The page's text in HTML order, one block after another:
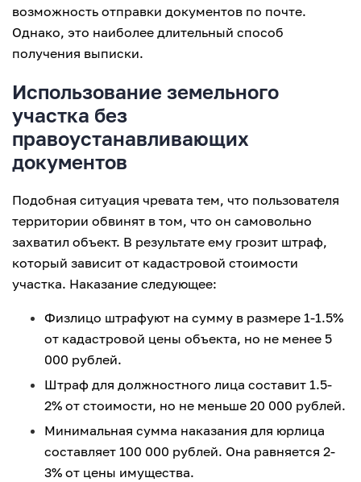
возможность отправки документов по почте.
Однако, это наиболее длительный способ
получения выписки.
Использование земельного
участка без
правоустанавливающих
документов
Подобная ситуация чревата тем, что пользователя
территории обвинят в том, что он самовольно
захватил объект. В результате ему грозит штраф,
который зависит от кадастровой стоимости
участка. Наказание следующее:
Физлицо штрафуют на сумму в размере 1-1.5%
от кадастровой цены объекта, но не менее 5
000 рублей.
Штраф для должностного лица составит 1.5-
2% от стоимости, но не меньше 20 000 рублей.
Минимальная сумма наказания для юрлица
составляет 100 000 рублей. Она равняется 2-
3% от цены имущества.